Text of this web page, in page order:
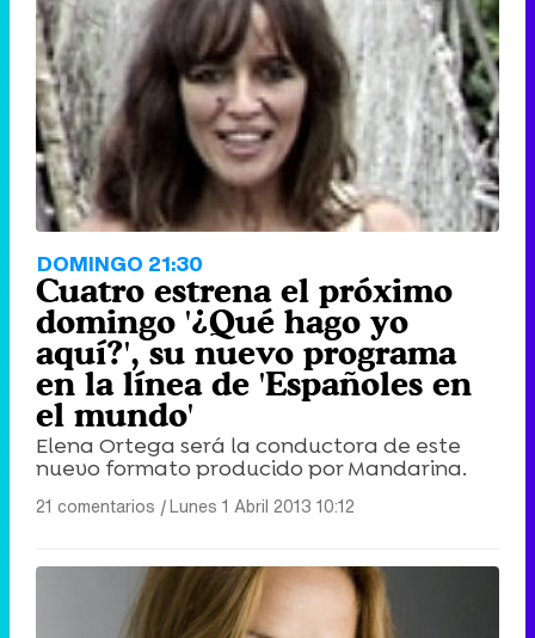
DOMINGO 21:30
Cuatro estrena el próximo
domingo '¿Qué hago yo
aquí?', su nuevo programa
en la línea de 'Españoles en
el mundo'
Elena Ortega será la conductora de este
nuevo formato producido por Mandarina.
21 comentarios |Lunes 1 Abril 2013 10:12